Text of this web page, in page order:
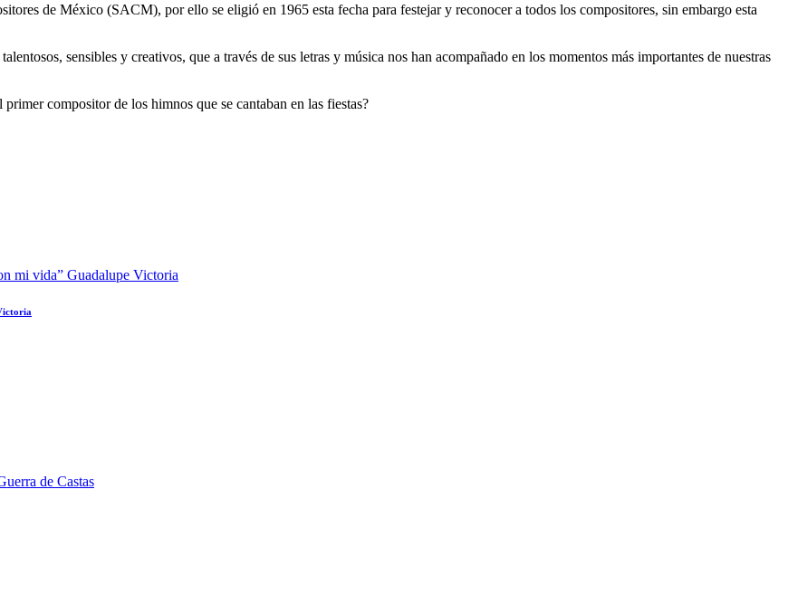
de México (SACM), por ello se eligió en 1965 esta fecha para festejar y reconocer a todos los compositores, sin embargo esta
sensibles y creativos, que a través de sus letras y música nos han acompañado en los momentos más importantes de nuestras
compositor de los himnos que se cantaban en las fiestas?